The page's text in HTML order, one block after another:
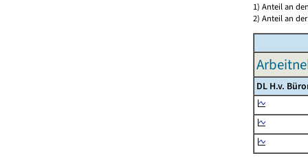
1) Anteil an
2) Anteil an
DL H.v.